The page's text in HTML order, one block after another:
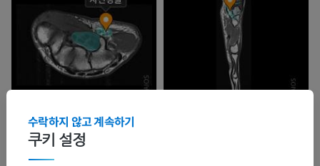
쿠키 설정
수락하지 않고 계속하기